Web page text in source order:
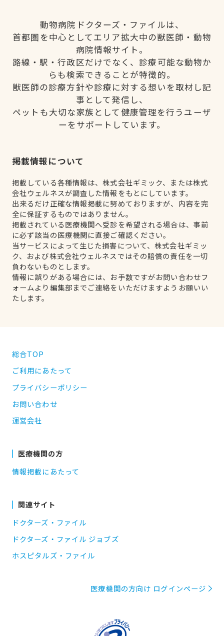
動物病院ドクターズ・ファイルは、
首都圏を中心としてエリア拡大中の獣医師・動物
病院情報サイト。
路線・駅・行政区だけでなく、診療可能な動物か
らも検索できることが特徴的。
獣医師の診療方針や診療に対する想いを取材し記
事として発信し、
ペットも大切な家族として健康管理を行うユーザ
ーをサポートしています。
掲載情報について
掲載している各種情報は、株式会社ギミック、または株式
会社ウェルネスが調査した情報をもとにしています。
出来るだけ正確な情報掲載に努めておりますが、内容を完
全に保証するものではありません。
掲載されている医療機関へ受診を希望される場合は、事前
に必ず該当の医療機関に直接ご確認ください。
当サービスによって生じた損害について、株式会社ギミッ
ク、および株式会社ウェルネスではその賠償の責任を一切
負わないものとします。
情報に誤りがある場合には、お手数ですがお問い合わせフ
ォームより編集部までご連絡をいただけますようお願いい
たします。
総合TOP
ご利用にあたって
プライバシーポリシー
お問い合わせ
運営会社
医療機関の方
情報掲載にあたって
関連サイト
ドクターズ・ファイル
ドクターズ・ファイル ジョブズ
ホスピタルズ・ファイル
医療機関の方向け ログインページ